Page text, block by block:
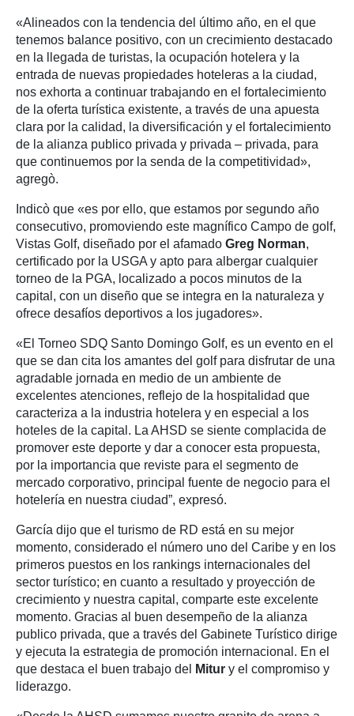
«Alineados con la tendencia del último año, en el que
tenemos balance positivo, con un crecimiento destacado
en la llegada de turistas, la ocupación hotelera y la
entrada de nuevas propiedades hoteleras a la ciudad,
nos exhorta a continuar trabajando en el fortalecimiento
de la oferta turística existente, a través de una apuesta
clara por la calidad, la diversificación y el fortalecimiento
de la alianza publico privada y privada – privada, para
que continuemos por la senda de la competitividad»,
agregò.
Indicò que «es por ello, que estamos por segundo año
consecutivo, promoviendo este magnífico Campo de golf,
Vistas Golf, diseñado por el afamado Greg Norman,
certificado por la USGA y apto para albergar cualquier
torneo de la PGA, localizado a pocos minutos de la
capital, con un diseño que se integra en la naturaleza y
ofrece desafíos deportivos a los jugadores».
«El Torneo SDQ Santo Domingo Golf, es un evento en el
que se dan cita los amantes del golf para disfrutar de una
agradable jornada en medio de un ambiente de
excelentes atenciones, reflejo de la hospitalidad que
caracteriza a la industria hotelera y en especial a los
hoteles de la capital. La AHSD se siente complacida de
promover este deporte y dar a conocer esta propuesta,
por la importancia que reviste para el segmento de
mercado corporativo, principal fuente de negocio para el
hotelería en nuestra ciudad”, expresó.
García dijo que el turismo de RD está en su mejor
momento, considerado el número uno del Caribe y en los
primeros puestos en los rankings internacionales del
sector turístico; en cuanto a resultado y proyección de
crecimiento y nuestra capital, comparte este excelente
momento. Gracias al buen desempeño de la alianza
publico privada, que a través del Gabinete Turístico dirige
y ejecuta la estrategia de promoción internacional. En el
que destaca el buen trabajo del
Mitur y el compromiso y
liderazgo.